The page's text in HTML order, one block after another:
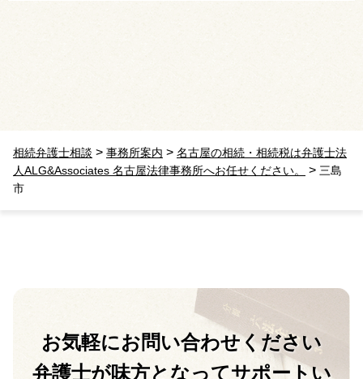
相続弁護士相談 > 事務所案内 > 名古屋の相続・相続税は弁護士法
人ALG&Associates 名古屋法律事務所へお任せください。
> 三島
市
お気軽にお問い合わせください
弁護士が味方となってサポートい